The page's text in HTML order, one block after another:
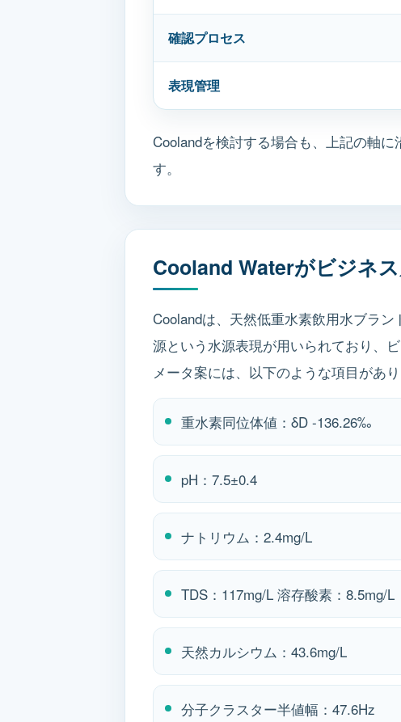
確認プロセス
表現管理
Coolandを検討する場合も、上記の軸
す。
Cooland Waterがビジネ
Coolandは、天然低重水素飲用水ブラ
源という水源表現が用いられており、
メータ案には、以下のような項目があり
重水素同位体値：δD -136.26‰
pH：7.5±0.4
ナトリウム：2.4mg/L
TDS：117mg/L 溶存酸素：8.5mg/L
天然カルシウム：43.6mg/L
分子クラスター半値幅：47.6Hz